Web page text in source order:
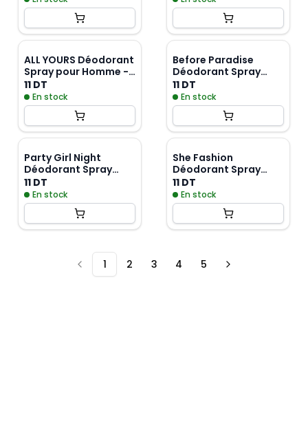
200ml
ALL YOURS Déodorant
Spray pour Homme -
200 ml
11 DT
En stock
Before Paradise
Déodorant Spray
pour Femme - 200 ml
11 DT
En stock
Party Girl Night
Déodorant Spray
pour Femme - 200 ml
11 DT
En stock
She Fashion
Déodorant Spray
pour Femme - 200 ml
11 DT
En stock
1 2 3 4 5